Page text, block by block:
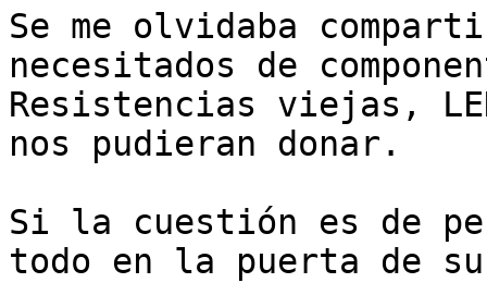
Se me olvidaba
necesitados de
Resistencias viejas,
nos pudieran donar.
Si la cuestión es de
todo en la puerta de